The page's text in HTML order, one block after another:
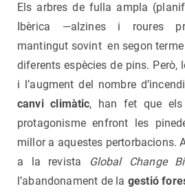
Els arbres de fulla ampla
Ibèrica —alzines i roures
mantingut sovint en segon
diferents espècies de pins. Però,
i l’augment del nombre
canvi climàtic, han fet que els
protagonisme enfront les
millor a aquestes pertorbacions.
a la revista
Global Change
l’abandonament de la gestió